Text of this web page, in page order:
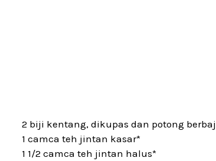
2 biji kentang, dikupas dan potong
1 camca teh jintan kasar*
1 1/2 camca teh jintan halus*